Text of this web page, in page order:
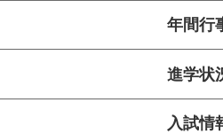
年間行
進学状
入試情